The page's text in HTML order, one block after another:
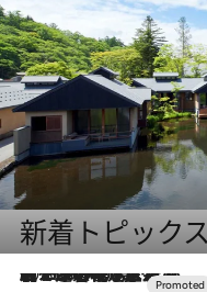
新着トピック
2026.8.7
【トンボの足水浴】ヒノキの香りに包まれて涼感マックス！約13℃の湧水かけ流しを避暑地「星野温泉 トンボの湯」で体験